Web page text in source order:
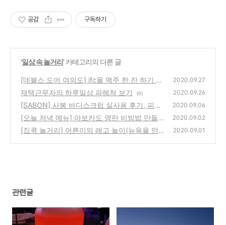
공감 구독하기
'일상 속 놀거리' 카테고리의 다른 글
[데블스 도어 여의도] ifc몰 맥주 한 잔 하기 좋
은 곳!
(0)
2020.09.27
재택근무자의 하루일상 파헤쳐 보기 (0) 2020.09.26
[SABON] 사봉 바디스크럽 실사용 후기, 피부
가 맑아지고 부들부들해짐!
(0)
2020.09.06
[오늘 저녁 메뉴] 아보카도 명란 비빔밥 만들어
먹어요!
(0)
2020.09.02
[집콕 놀거리] 어른이의 레고 놀이(뉴욕을 만
2020.09.01
관련글